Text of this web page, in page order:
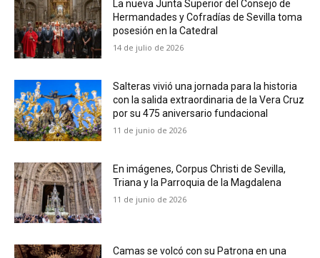
La nueva Junta Superior del Consejo de
Hermandades y Cofradías de Sevilla toma
posesión en la Catedral
14 de julio de 2026
Salteras vivió una jornada para la historia
con la salida extraordinaria de la Vera Cruz
por su 475 aniversario fundacional
11 de junio de 2026
En imágenes, Corpus Christi de Sevilla,
Triana y la Parroquia de la Magdalena
11 de junio de 2026
Camas se volcó con su Patrona en una